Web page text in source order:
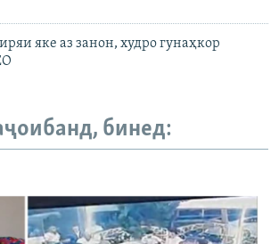
яке аз занон, худро гунаҳкор
бинед: